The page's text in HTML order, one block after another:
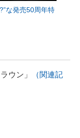
な発売50周年特
ウン」
（関連記